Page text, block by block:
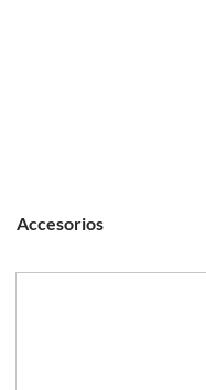
Accesorios